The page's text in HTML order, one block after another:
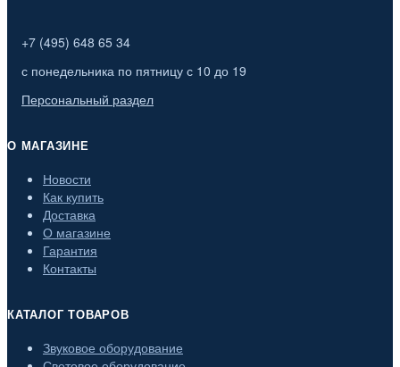
+7 (495) 648 65 34
с понедельника по пятницу с 10 до 19
Персональный раздел
О МАГАЗИНЕ
Новости
Как купить
Доставка
О магазине
Гарантия
Контакты
КАТАЛОГ ТОВАРОВ
Звуковое оборудование